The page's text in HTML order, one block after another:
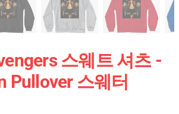
스웨트 셔츠 -
Pullover 스웨터